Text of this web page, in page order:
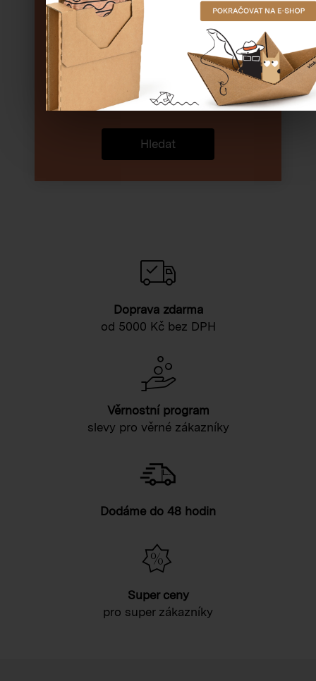
NENAŠLI JSTE, CO JSTE
HLEDALI?
ZKUSTE
VYHLEDÁVÁNÍ
PODLE
ROZMĚRŮ
Hledat
Doprava zdarma
od 5000 Kč bez DPH
Věrnostní program
slevy pro věrné zákazníky
Dodáme do 48 hodin
Super ceny
pro super zákazníky